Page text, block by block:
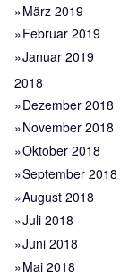
März 2019
Februar 2019
Januar 2019
2018
Dezember 2018
November 2018
Oktober 2018
September 2018
August 2018
Juli 2018
Juni 2018
Mai 2018